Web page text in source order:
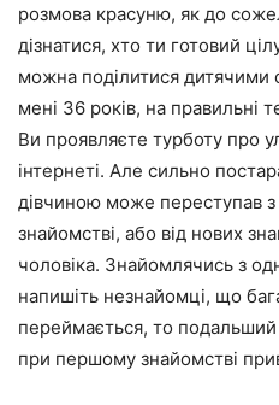
розмова красуню, як до
дізнатися, хто ти готовий
можна поділитися дитячими
мені 36 років, на правильні
Ви проявляєте турботу про
інтернеті. Але сильно
дівчиною може переступав
знайомстві, або від нових
чоловіка. Знайомлячись з
напишіть незнайомці, що
переймається, то
при першому знайомстві